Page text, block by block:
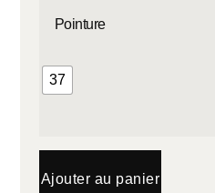
Pointure
37
Ajouter au panier